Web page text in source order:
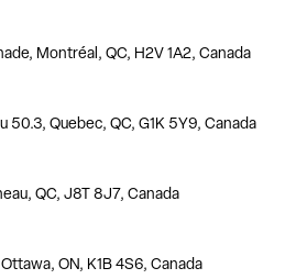
Montréal, QC, H2V 1A2, Canada
Quebec, QC, G1K 5Y9, Canada
QC, J8T 8J7, Canada
ON, K1B 4S6, Canada